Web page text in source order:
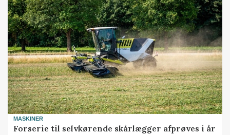
MASKINER
Forserie til selvkørende skårlægger afprøves i år